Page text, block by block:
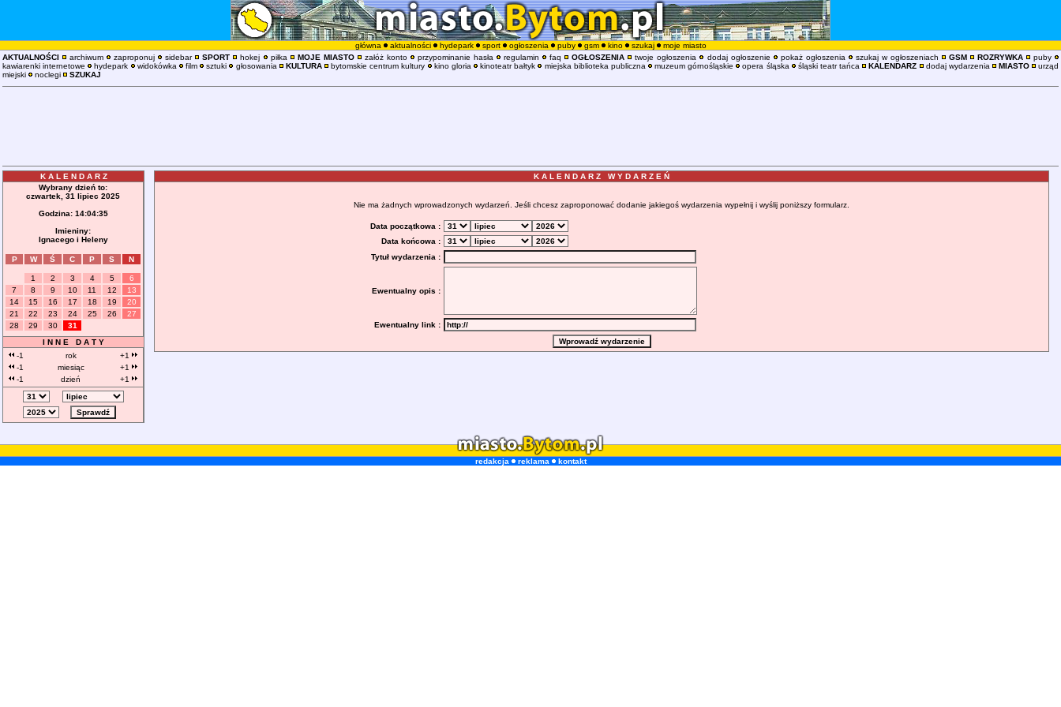
główna aktualności hydepark sport ogłoszenia puby gsm kino szukaj
moje miasto
AKTUALNOŚCI
archiwum zaproponuj sidebar SPORT hokej piłka MOJE MIASTO załóż konto przypominanie hasła regulamin faq OGŁOSZENIA twoje ogłoszenia dodaj ogłoszenie pokaż ogłoszenia szukaj w ogłoszeniach GSM ROZRYWKA
puby
kawiarenki internetowe
hydepark widokówka film sztuki głosowania KULTURA bytomskie centrum kultury kino gloria kinoteatr bałtyk miejska biblioteka publiczna muzeum górnośląskie opera śląska śląski teatr tańca KALENDARZ dodaj wydarzenia MIASTO
urząd
miejski
noclegi SZUKAJ
K A L E N D A R Z
Wybrany dzień to:
czwartek, 31 lipiec 2025
Godzina: 14:04:36
Imieniny:
Ignacego i Heleny
P W Ś C P S N
1 2 3 4 5
6
7
8 9 10 11 12
13
14
15 16 17 18 19
20
21
22 23 24 25 26
27
28
29 30
31
I N N E D A T Y
-1
rok
+1
-1
miesiąc
+1
-1
dzień +1
K A L E N D A R Z W Y D A R Z E Ń
Nie ma żadnych wprowadzonych wydarzeń. Jeśli chcesz zaproponować dodanie jakiegoś wydarzenia wypełnij i wyślij poniższy formularz.
Data początkowa :
Data końcowa :
Tytuł wydarzenia :
Ewentualny opis :
Ewentualny link :
redakcja reklama kontakt